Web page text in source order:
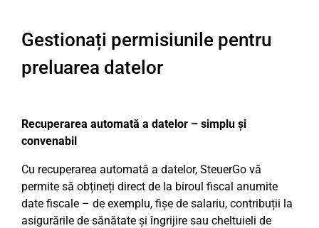
Gestionați permisiunile pentru
preluarea datelor
Recuperarea automată a datelor – simplu și
convenabil
Cu recuperarea automată a datelor, SteuerGo vă
permite să obțineți direct de la biroul fiscal anumite
date fiscale – de exemplu, fișe de salariu, contribuții la
asigurările de sănătate și îngrijire sau cheltuieli de